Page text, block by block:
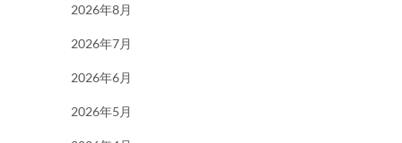
2026年8月
2026年7月
2026年6月
2026年5月